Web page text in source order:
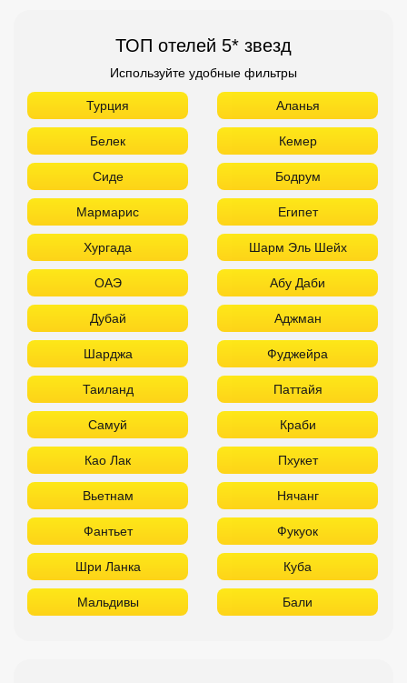
ТОП отелей 5* звезд
Используйте удобные фильтры
Турция Аланья
Белек Кемер
Сиде Бодрум
Мармарис Египет
Хургада Шарм Эль Шейх
ОАЭ Абу Даби
Дубай Аджман
Шарджа Фуджейра
Таиланд Паттайя
Самуй Краби
Као Лак Пхукет
Вьетнам Нячанг
Фантьет Фукуок
Шри Ланка Куба
Мальдивы Бали